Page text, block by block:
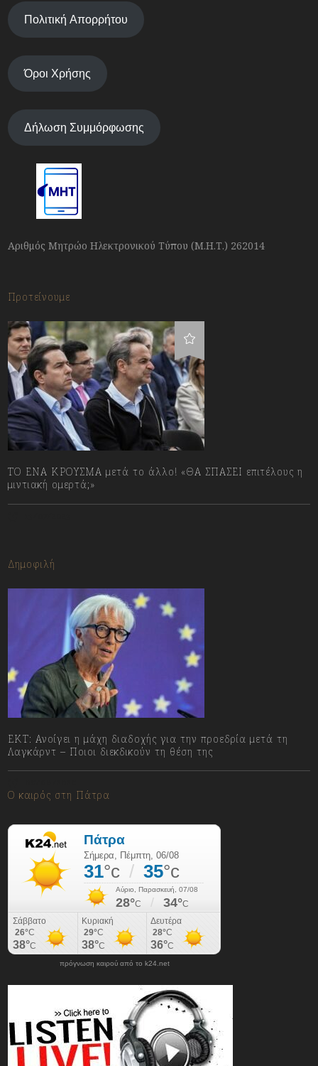
Πολιτική Απορρήτου
Όροι Χρήσης
Δήλωση Συμμόρφωσης
Αριθμός Μητρώο Ηλεκτρονικού Τύπου (Μ.Η.Τ.) 262014
Προτείνουμε
ΤΟ ΕΝΑ ΚΡΟΥΣΜΑ μετά το άλλο! «ΘΑ ΣΠΑΣΕΙ επιτέλους η
μιντιακή ομερτά;»
Δημοφιλή
ΕΚΤ: Ανοίγει η μάχη διαδοχής για την προεδρία μετά τη
Λαγκάρντ – Ποιοι διεκδικούν τη θέση της
Ο καιρός στη Πάτρα
πρόγνωση καιρού από το k24.net